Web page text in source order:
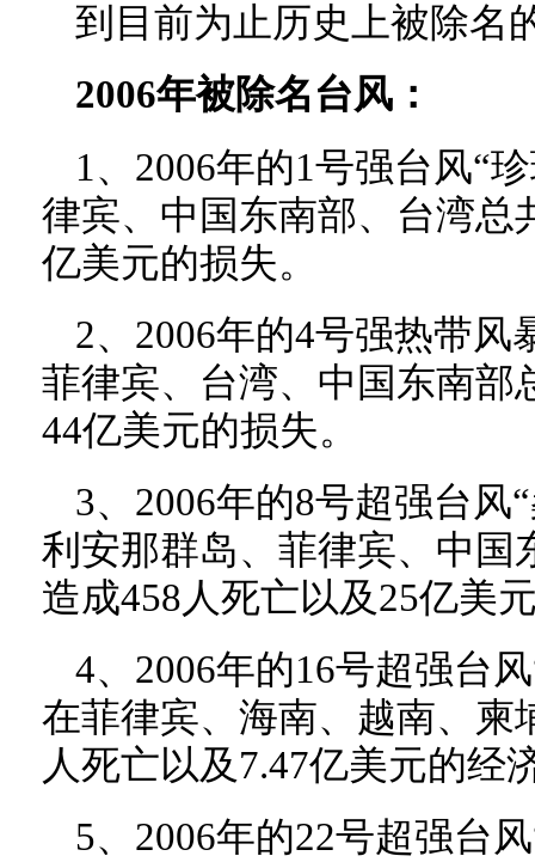
到目前为止历史上被除名
2006年被除名台风：
1、2006年的1号强台风“
律宾、中国东南部、台湾总
亿美元的损失。
2、2006年的4号强热带风
菲律宾、台湾、中国东南部
44亿美元的损失。
3、2006年的8号超强台风
利安那群岛、菲律宾、中国
造成458人死亡以及25亿美
4、2006年的16号超强台
在菲律宾、海南、越南、柬
人死亡以及7.47亿美元的经
5、2006年的22号超强台